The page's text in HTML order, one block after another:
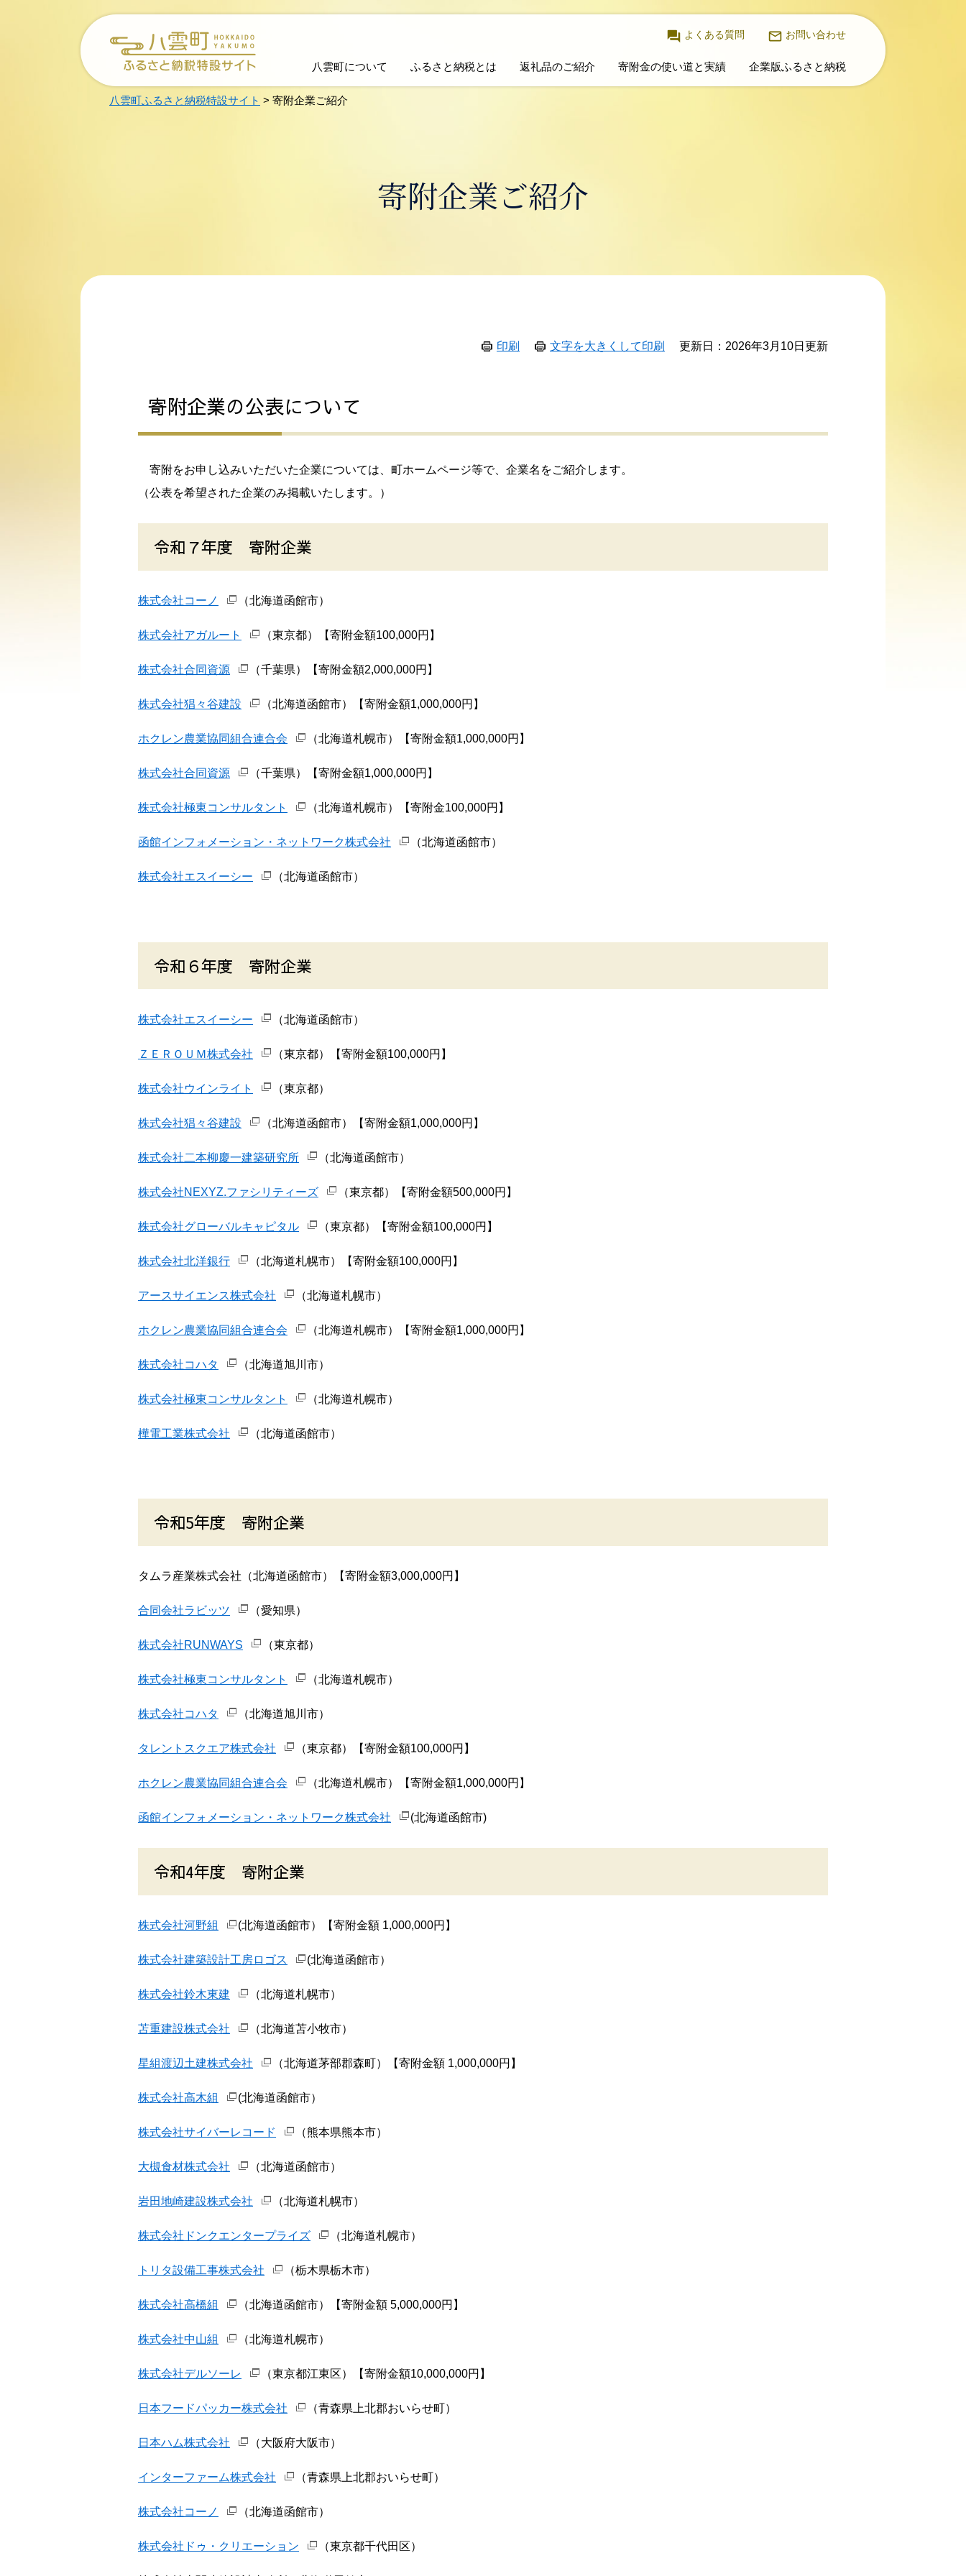
八雲町について ふるさと納税とは 返礼品のご紹介 寄附金の使い道と実績 企業版ふるさと納税
よくある質問 お問い合わせ
八雲町ふるさと納税特設サイト > 寄附企業ご紹介
寄附企業ご紹介
印刷 文字を大きくして印刷 更新日：2026年3月10日更新
寄附企業の公表について
寄附をお申し込みいただいた企業については、町ホームページ等で、企業名をご紹介します。
（公表を希望された企業のみ掲載いたします。）
令和７年度 寄附企業
株式会社コーノ （北海道函館市）
株式会社アガルート （東京都）【寄附金額100,000円】
株式会社合同資源 （千葉県）【寄附金額2,000,000円】
株式会社猖々谷建設 （北海道函館市）【寄附金額1,000,000円】
ホクレン農業協同組合連合会 （北海道札幌市）【寄附金額1,000,000円】
株式会社合同資源 （千葉県）【寄附金額1,000,000円】
株式会社極東コンサルタント （北海道札幌市）【寄附金100,000円】
函館インフォメーション・ネットワーク株式会社 （北海道函館市）
株式会社エスイーシー （北海道函館市）
令和６年度 寄附企業
株式会社エスイーシー （北海道函館市）
ＺＥＲＯＵＭ株式会社 （東京都）【寄附金額100,000円】
株式会社ウインライト （東京都）
株式会社猖々谷建設 （北海道函館市）【寄附金額1,000,000円】
株式会社二本柳慶一建築研究所 （北海道函館市）
株式会社NEXYZ.ファシリティーズ （東京都）【寄附金額500,000円】
株式会社グローバルキャピタル （東京都）【寄附金額100,000円】
株式会社北洋銀行 （北海道札幌市）【寄附金額100,000円】
アースサイエンス株式会社 （北海道札幌市）
ホクレン農業協同組合連合会 （北海道札幌市）【寄附金額1,000,000円】
株式会社コハタ （北海道旭川市）
株式会社極東コンサルタント （北海道札幌市）
樺電工業株式会社 （北海道函館市）
令和5年度 寄附企業
タムラ産業株式会社（北海道函館市）【寄附金額3,000,000円】
合同会社ラビッツ （愛知県）
株式会社RUNWAYS （東京都）
株式会社極東コンサルタント （北海道札幌市）
株式会社コハタ （北海道旭川市）
タレントスクエア株式会社 （東京都）【寄附金額100,000円】
ホクレン農業協同組合連合会 （北海道札幌市）【寄附金額1,000,000円】
函館インフォメーション・ネットワーク株式会社 (北海道函館市)
令和4年度 寄附企業
株式会社河野組 (北海道函館市）【寄附金額 1,000,000円】
株式会社建築設計工房ロゴス (北海道函館市）
株式会社鈴木東建 （北海道札幌市）
苫重建設株式会社 （北海道苫小牧市）
星組渡辺土建株式会社 （北海道茅部郡森町）【寄附金額 1,000,000円】
株式会社高木組 (北海道函館市）
株式会社サイバーレコード （熊本県熊本市）
大槻食材株式会社 （北海道函館市）
岩田地崎建設株式会社 （北海道札幌市）
株式会社ドンクエンタープライズ （北海道札幌市）
トリタ設備工事株式会社 （栃木県栃木市）
株式会社高橋組 （北海道函館市）【寄附金額 5,000,000円】
株式会社中山組 （北海道札幌市）
株式会社デルソーレ （東京都江東区）【寄附金額10,000,000円】
日本フードパッカー株式会社 （青森県上北郡おいらせ町）
日本ハム株式会社 （大阪府大阪市）
インターファーム株式会社 （青森県上北郡おいらせ町）
株式会社コーノ （北海道函館市）
株式会社ドゥ・クリエーション （東京都千代田区）